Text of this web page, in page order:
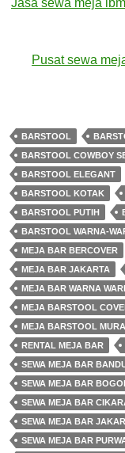
Pusatsewa
BARSTOOL
BARSTOOL COWBOY
BARSTOOL ELEGANT
BARSTOOL KOTAK
BARSTOOL PUTIH
BARSTOOL WARNA-
MEJA BAR BERCOVER
MEJA BAR JAKARTA
MEJA BAR WARNA
MEJA BARSTOOL
MEJA BARSTOOL
RENTAL MEJA BAR
SEWA MEJA BAR
SEWA MEJA BAR
SEWA MEJA BAR
SEWA MEJA BAR
SEWA MEJA BAR